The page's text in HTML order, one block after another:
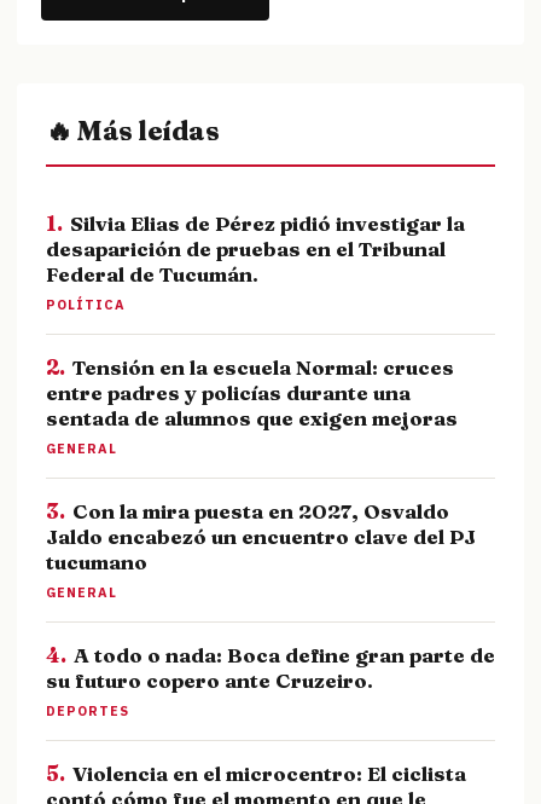
🔥 Más leídas
1. Silvia Elias de Pérez pidió investigar la
desaparición de pruebas en el Tribunal
Federal de Tucumán.
POLÍTICA
2. Tensión en la escuela Normal: cruces
entre padres y policías durante una
sentada de alumnos que exigen mejoras
GENERAL
3. Con la mira puesta en 2027, Osvaldo
Jaldo encabezó un encuentro clave del PJ
tucumano
GENERAL
4. A todo o nada: Boca define gran parte de
su futuro copero ante Cruzeiro.
DEPORTES
5. Violencia en el microcentro: El ciclista
contó cómo fue el momento en que le